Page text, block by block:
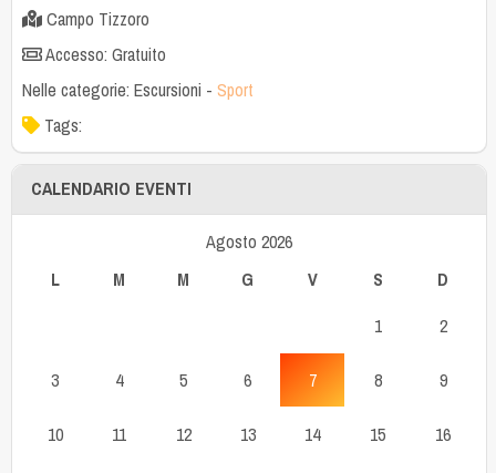
Campo Tizzoro
Accesso: Gratuito
Nelle categorie: Escursioni - Sport
Tags:
CALENDARIO EVENTI
Agosto 2026
L
M M G V S D
1 2
3 4 5 6 7 8 9
10 11 12 13 14 15 16